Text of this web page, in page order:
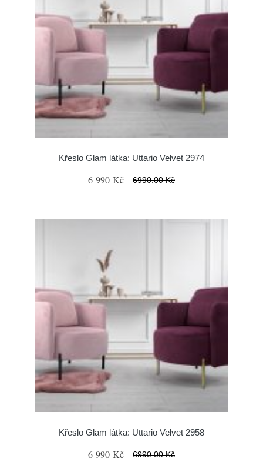
Křeslo Glam látka: Uttario Velvet 2974
6 990 Kč 6990.00 Kč
Křeslo Glam látka: Uttario Velvet 2958
6 990 Kč 6990.00 Kč